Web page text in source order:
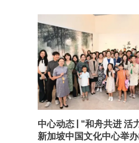
中心动态 | “和舟共进
新加坡中国文化中心举